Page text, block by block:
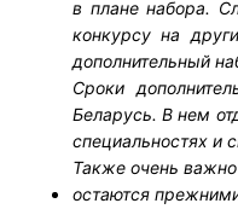
в плане набора.
конкурсу на
дополнительный
Сроки
Беларусь. В нем
специальностях и
Также очень важно
остаются